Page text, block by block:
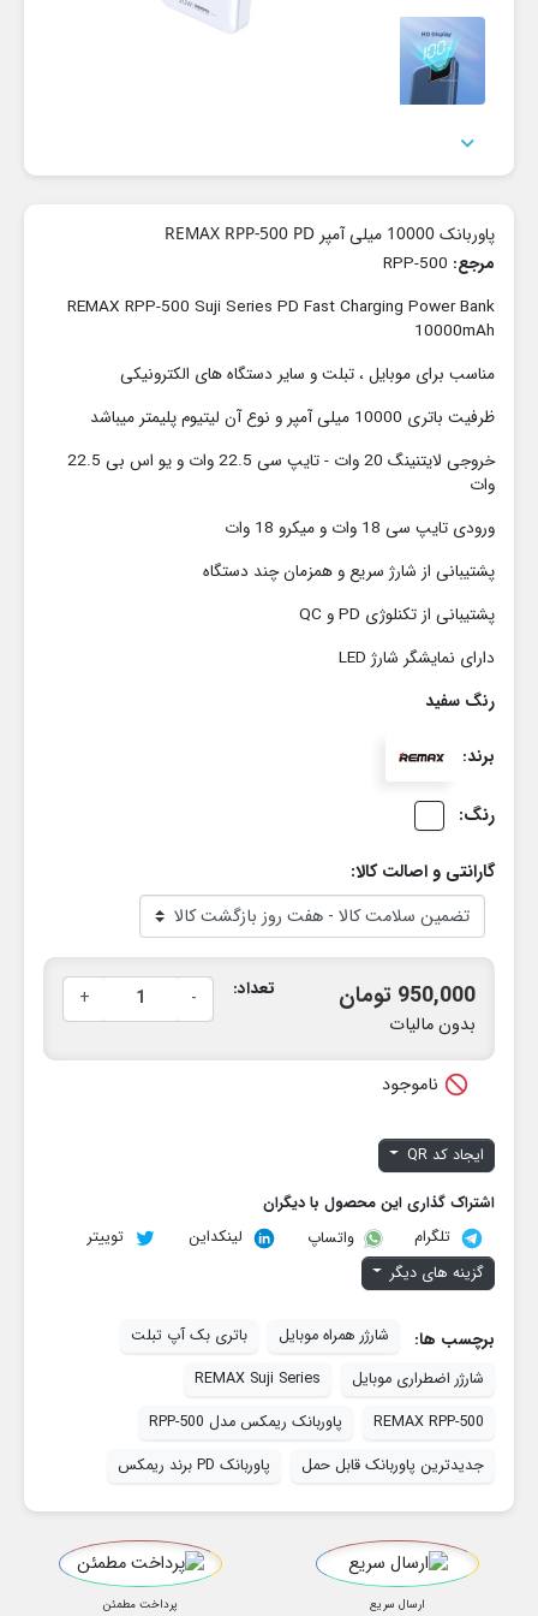

پاوربانک 10000 میلی آمپر REMAX RPP-500 PD
مرجع:
REMAX RPP-500 Suji Series PD Fast Charging Power Bank
10000mAh
مناسب برای موبایل ، تبلت و سایر دستگاه های الکترونیکی
ظرفیت باتری 10000 میلی آمپر و نوع آن لیتیوم پلیمتر میباشد
خروجی لایتنینگ 20 وات - تایپ سی 22.5 وات و یو اس بی 22.5
وات
ورودی تایپ سی 18 وات و میکرو 18 وات
پشتیبانی از شارژ سریع و همزمان چند دستگاه
پشتیبانی از تکنلوژی PD و QC
دارای نمایشگر شارژ LED
رنگ سفید
برند:
رنگ:
گارانتی و اصالت کالا:
950,000 تومان
بدون مالیات
تعداد: -
+
 ناموجود
ایجاد کد QR
اشتراک گذاری این محصول با دیگران
تلگرام
واتساپ لینکداین
توییتر
گزینه های دیگر
برچسب ها: شارژر همراه موبایل
باتری بک آپ تبلت
شارژر اضطراری موبایل
REMAX Suji Series
REMAX RPP-500
پاوربانک ریمکس مدل RPP-500
جدیدترین پاوربانک قابل حمل
پاوربانک PD برند ریمکس
ارسال سریع پرداخت مطمئن